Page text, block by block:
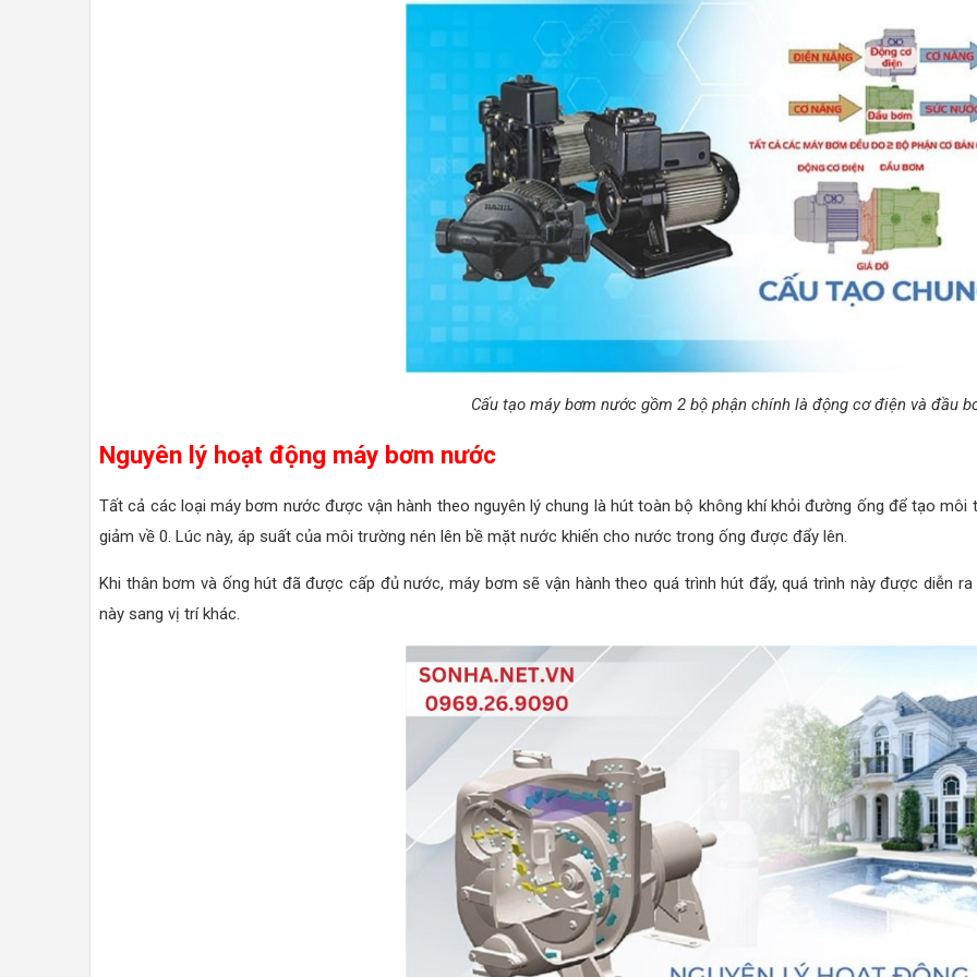
Cấu tạo máy bơm nước gồm 2 bộ phận chính là động cơ điện và đầu
Nguyên lý hoạt động máy bơm nước
Tất cả các loại máy bơm nước được vận hành theo nguyên lý chung là hút toàn bộ không khí khỏi đường ống để tạo
giảm về 0. Lúc này, áp suất của môi trường nén lên bề mặt nước khiến cho nước trong ống được đẩy lên.
Khi thân bơm và ống hút đã được cấp đủ nước, máy bơm sẽ vận hành theo quá trình hút đẩy, quá trình này được diễn
này sang vị trí khác.